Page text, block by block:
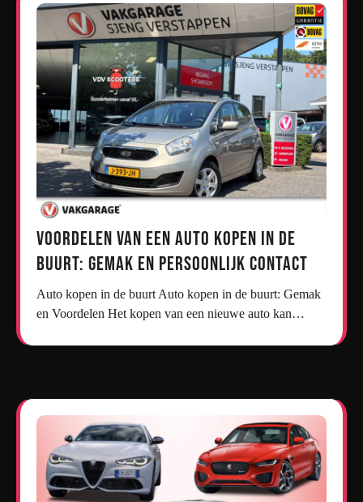
Voordelen van een Auto Kopen in de
Buurt: Gemak en Persoonlijk Contact
Auto kopen in de buurt Auto kopen in de buurt: Gemak
en Voordelen Het kopen van een nieuwe auto kan…